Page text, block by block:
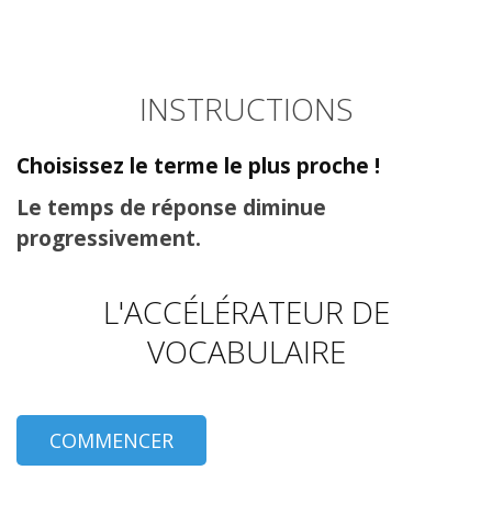
INSTRUCTIONS
Choisissez le terme le plus proche !
Le temps de réponse diminue
progressivement.
L'ACCÉLÉRATEUR DE
VOCABULAIRE
COMMENCER